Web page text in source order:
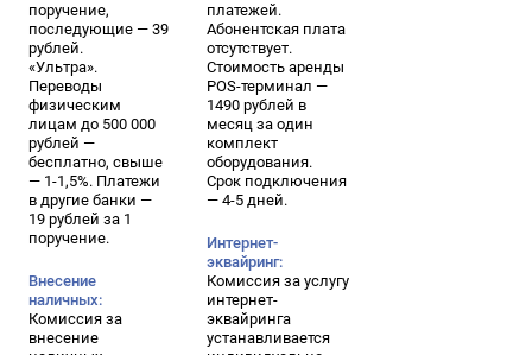
поручение,
последующие — 39
рублей.
«Ультра».
Переводы
физическим
лицам до 500 000
рублей —
бесплатно, свыше
— 1-1,5%. Платежи
в другие банки —
19 рублей за 1
поручение.
Внесение
наличных:
Комиссия за
внесение
платежей.
Абонентская плата
отсутствует.
Стоимость аренды
POS-терминал —
1490 рублей в
месяц за один
комплект
оборудования.
Срок подключения
— 4-5 дней.
Интернет-
эквайринг:
Комиссия за услугу
интернет-
эквайринга
устанавливается